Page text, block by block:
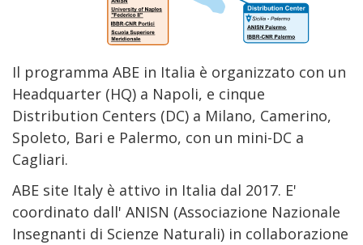
Il programma ABE in Italia è organizzato con un
Headquarter (HQ) a Napoli, e cinque
Distribution Centers (DC) a Milano, Camerino,
Spoleto, Bari e Palermo, con un mini-DC a
Cagliari.
ABE site Italy è attivo in Italia dal 2017. E'
coordinato dall' ANISN (Associazione Nazionale
Insegnanti di Scienze Naturali) in collaborazione